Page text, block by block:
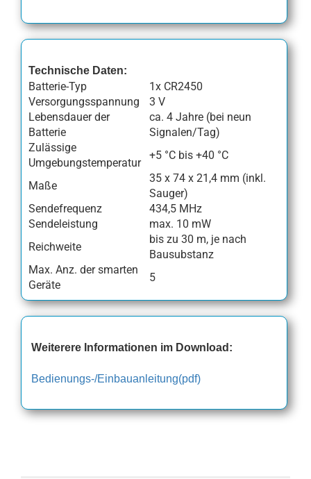
Technische Daten:
Batterie-Typ
1x CR2450
Versorgungsspannung
3 V
Lebensdauer der
Batterie
ca. 4 Jahre (bei neun
Signalen/Tag)
Zulässige
Umgebungstemperatur
+5 °C bis +40 °C
Maße
35 x 74 x 21,4 mm (inkl.
Sauger)
Sendefrequenz
434,5 MHz
Sendeleistung
max. 10 mW
Reichweite
bis zu 30 m, je nach
Bausubstanz
Max. Anz. der smarten
Geräte
5
Weiterere Informationen im Download:
Bedienungs-/Einbauanleitung(pdf)